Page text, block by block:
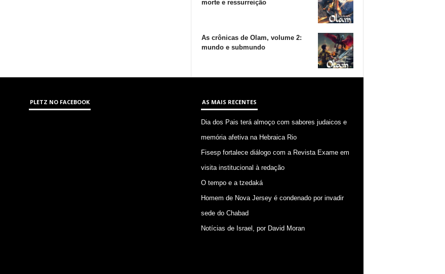
morte e ressurreição
As crônicas de Olam, volume 2:
mundo e submundo
PLETZ NO FACEBOOK AS MAIS RECENTES
Dia dos Pais terá almoço com sabores judaicos e
memória afetiva na Hebraica Rio
Fisesp fortalece diálogo com a Revista Exame em
visita institucional à redação
O tempo e a tzedaká
Homem de Nova Jersey é condenado por invadir
sede do Chabad
Notícias de Israel, por David Moran